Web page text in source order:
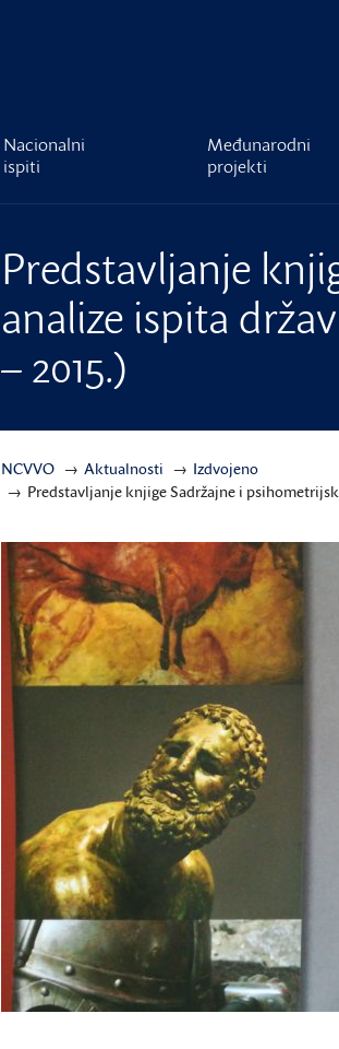
Nacionalni
ispiti
Međunarodni
projekti
Predstavljanje
analize ispita
– 2015.)
NCVVO Aktualnosti
Izdvojeno
Predstavljanje knjige Sadržajne i